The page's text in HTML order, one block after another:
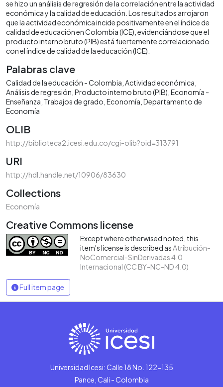
se hizo un análisis de regresión de la correlación entre la actividad
económica y la calidad de educación. Los resultados arrojaron
que la actividad económica incide positivamente en el índice de
calidad de educación en Colombia (ICE), evidenciándose que el
producto interno bruto (PIB) está fuertemente correlacionado
con el índice de calidad de la educación (ICE).
Palabras clave
Calidad de la educación - Colombia Actividad económica
Análisis de regresión Producto interno bruto (PIB) Economía -
Enseñanza Trabajos de grado Economía Departamento de
Economía
OLIB
http://biblioteca2.icesi.edu.co/cgi-olib?oid=313791
URI
http://hdl.handle.net/10906/83630
Collections
Economía
Creative Commons license
Except where otherwised noted, this
item's license is described asAtribución-
NoComercial-SinDerivadas 4.0
Internacional (CC BY-NC-ND 4.0)
Full item page
Universidad Icesi: Calle 18 No. 122-135
Pance, Cali - Colombia